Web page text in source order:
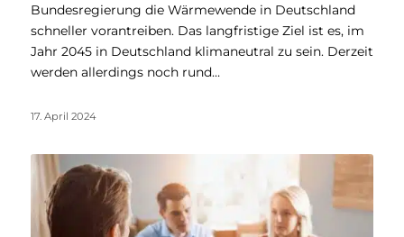
Bundesregierung die Wärmewende in Deutschland
schneller vorantreiben. Das langfristige Ziel ist es, im
Jahr 2045 in Deutschland klimaneutral zu sein. Derzeit
werden allerdings noch rund…
17. April 2024